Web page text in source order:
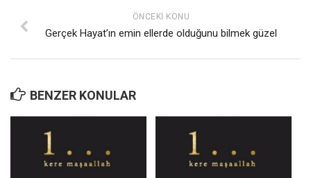
Avrupa
Asya
İslam Dünyası
ÖNCEKI KONU
Gerçek Hayat’ın emin ellerde olduğunu bilmek güzel
BENZER KONULAR